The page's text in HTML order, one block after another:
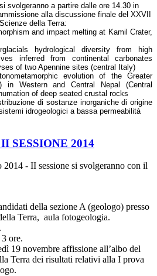
svolgeranno a partire dalle ore 14.30 in
alla discussione finale del XXVII
della Terra:
and impact melting at Kamil Crater,
hydrological diversity from high
inferred from continental carbonates
of two Apennine sites (central Italy)
evolution of the Greater
in Western and Central Nepal (Central
of deep seated crustal rocks
di sostanze inorganiche di origine
idrogeologici a bassa permeabilità
SESSIONE 2014
- II sessione si svolgeranno con il
della sezione A (geologo) presso
Terra, aula fotogeologia.
ore.
19 novembre affissione all’albo del
Terra dei risultati relativi alla I prova